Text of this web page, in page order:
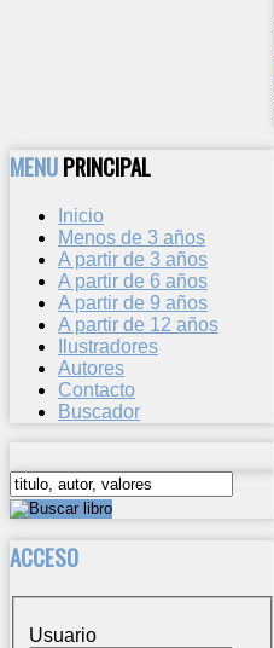
MENUPRINCIPAL
Inicio
Menos de 3 años
A partir de 3 años
A partir de 6 años
A partir de 9 años
A partir de 12 años
Ilustradores
Autores
Contacto
Buscador
ACCESO
Usuario